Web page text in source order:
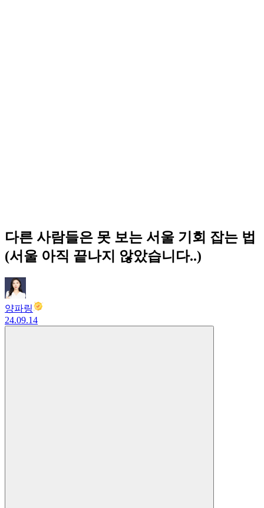
다른 사람들은 못 보는 서울 기회 잡는 법
(서울 아직 끝나지 않았습니다..)
양파링
24.09.14